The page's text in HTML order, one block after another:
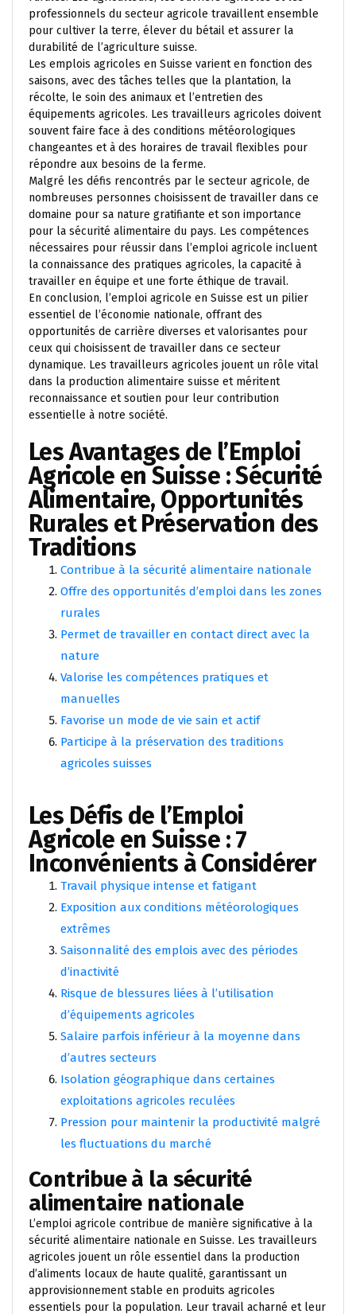
professionnels du secteur agricole travaillent ensemble
pour cultiver la terre, élever du bétail et assurer la
durabilité de l’agriculture suisse.
Les emplois agricoles en Suisse varient en fonction des
saisons, avec des tâches telles que la plantation, la
récolte, le soin des animaux et l’entretien des
équipements agricoles. Les travailleurs agricoles doivent
souvent faire face à des conditions météorologiques
changeantes et à des horaires de travail flexibles pour
répondre aux besoins de la ferme.
Malgré les défis rencontrés par le secteur agricole, de
nombreuses personnes choisissent de travailler dans ce
domaine pour sa nature gratifiante et son importance
pour la sécurité alimentaire du pays. Les compétences
nécessaires pour réussir dans l’emploi agricole incluent
la connaissance des pratiques agricoles, la capacité à
travailler en équipe et une forte éthique de travail.
En conclusion, l’emploi agricole en Suisse est un pilier
essentiel de l’économie nationale, offrant des
opportunités de carrière diverses et valorisantes pour
ceux qui choisissent de travailler dans ce secteur
dynamique. Les travailleurs agricoles jouent un rôle vital
dans la production alimentaire suisse et méritent
reconnaissance et soutien pour leur contribution
essentielle à notre société.
Les Avantages de l’Emploi
Agricole en Suisse : Sécurité
Alimentaire, Opportunités
Rurales et Préservation des
Traditions
Contribue à la sécurité alimentaire nationale
Offre des opportunités d’emploi dans les zones
rurales
Permet de travailler en contact direct avec la
nature
Valorise les compétences pratiques et
manuelles
Favorise un mode de vie sain et actif
Participe à la préservation des traditions
agricoles suisses
Les Défis de l’Emploi
Agricole en Suisse : 7
Inconvénients à Considérer
Travail physique intense et fatigant
Exposition aux conditions météorologiques
extrêmes
Saisonnalité des emplois avec des périodes
d’inactivité
Risque de blessures liées à l’utilisation
d’équipements agricoles
Salaire parfois inférieur à la moyenne dans
d’autres secteurs
Isolation géographique dans certaines
exploitations agricoles reculées
Pression pour maintenir la productivité malgré
les fluctuations du marché
Contribue à la sécurité
alimentaire nationale
L’emploi agricole contribue de manière significative à la
sécurité alimentaire nationale en Suisse. Les travailleurs
agricoles jouent un rôle essentiel dans la production
d’aliments locaux de haute qualité, garantissant un
approvisionnement stable en produits agricoles
essentiels pour la population. Leur travail acharné et leur